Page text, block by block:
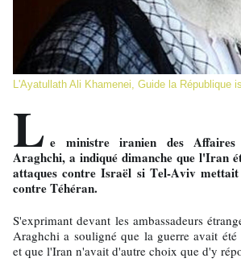
L'Ayatullath Ali Khamenei, Guide la République
L e ministre iranien des Affaires
Araghchi, a indiqué dimanche que l'Iran
attaques contre Israël si Tel-Aviv mettait
contre Téhéran.
S'exprimant devant les ambassadeurs
Araghchi a souligné que la guerre avait été
et que l'Iran n'avait d'autre choix que d'y